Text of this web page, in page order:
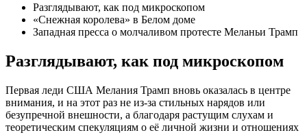
Разглядывают, как под микроскопом
«Снежная королева» в Белом доме
Западная пресса о молчаливом протесте Меланьи Трамп
Разглядывают, как под микроскопом
Первая леди США Мелания Трамп вновь оказалась в центре
внимания, и на этот раз не из-за стильных нарядов или
безупречной внешности, а благодаря растущим слухам и
теоретическим спекуляциям о её личной жизни и отношениях